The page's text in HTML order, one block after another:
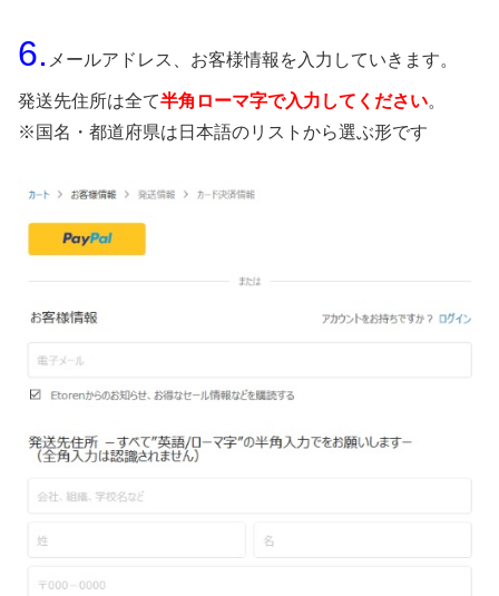
6. メールアドレス、お客様情報を入力していきます。
発送先住所は全て半角ローマ字で入力してください。
※国名・都道府県は日本語のリストから選ぶ形です